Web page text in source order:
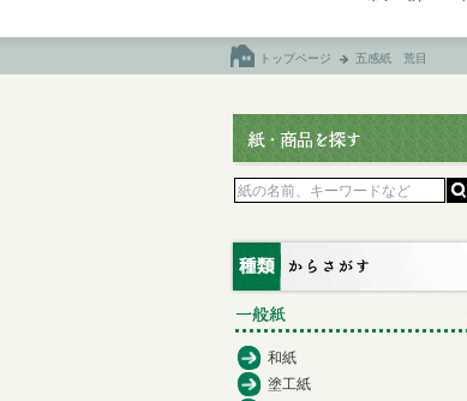
トップページ 五感紙 荒目
和紙
塗工紙